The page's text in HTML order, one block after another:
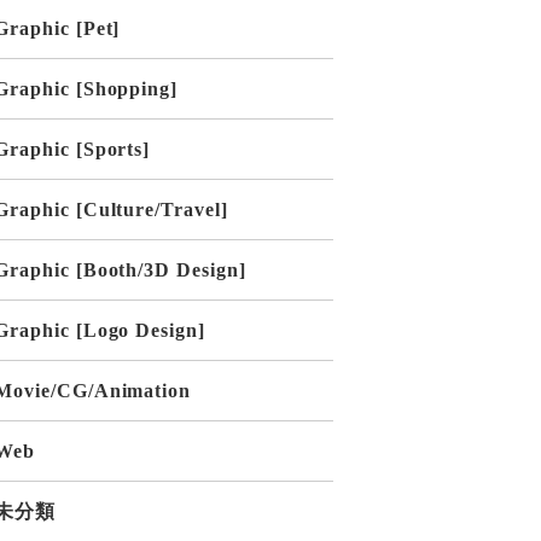
[Pet]
[Shopping]
[Sports]
[Culture/Travel]
[Booth/3D Design]
[Logo Design]
CG/Animation
分類